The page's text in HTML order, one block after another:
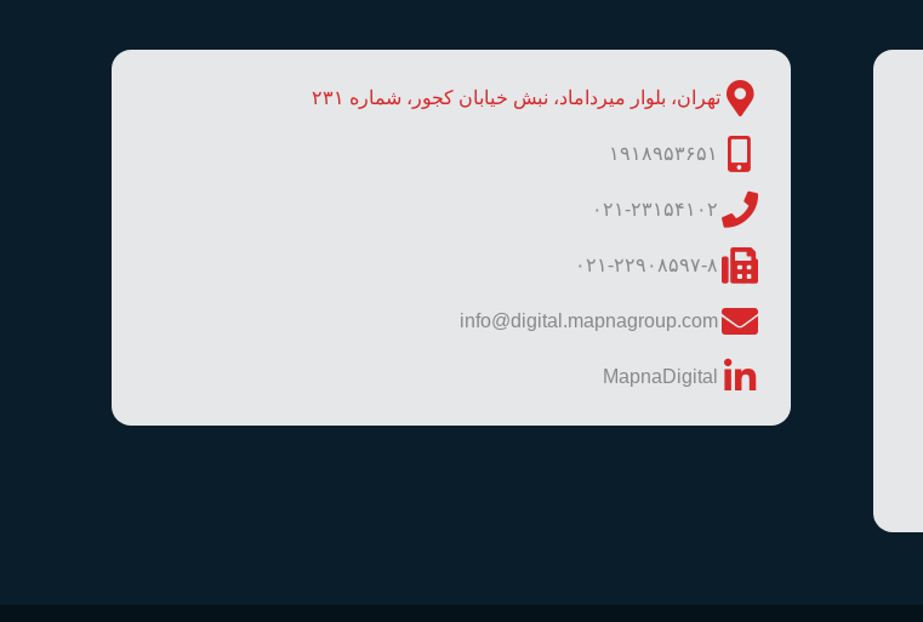
تهران، بلوار میرداماد، نبش خیابان کجور، شماره ۲۳۱
۱۹۱۸۹۵۳۶۵۱
۰۲۱-۲۳۱۵۴۱۰۲
۰۲۱-۲۲۹۰۸۵۹۷-۸
info@digital.mapnagroup.com
MapnaDigital